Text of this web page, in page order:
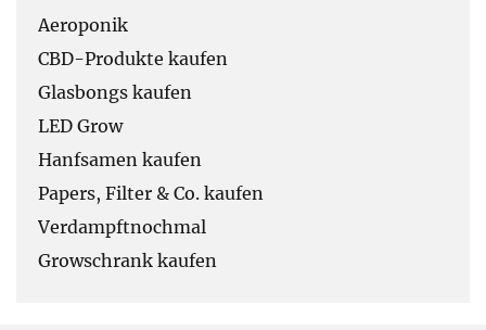
Aeroponik
CBD-Produkte kaufen
Glasbongs kaufen
LED Grow
Hanfsamen kaufen
Papers, Filter & Co. kaufen
Verdampftnochmal
Growschrank kaufen